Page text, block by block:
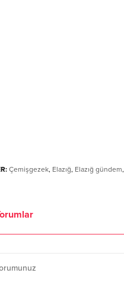
Çemişgezek, Elazığ, Elazığ gündem,